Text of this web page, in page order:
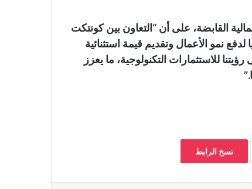
القابضة، على أن “التعاون بين كونتكت
لدفع نمو الأعمال وتقديم قيمة استثنائية
للاستثمارات التكنولوجية، ما يعزز
نسخ الرابط